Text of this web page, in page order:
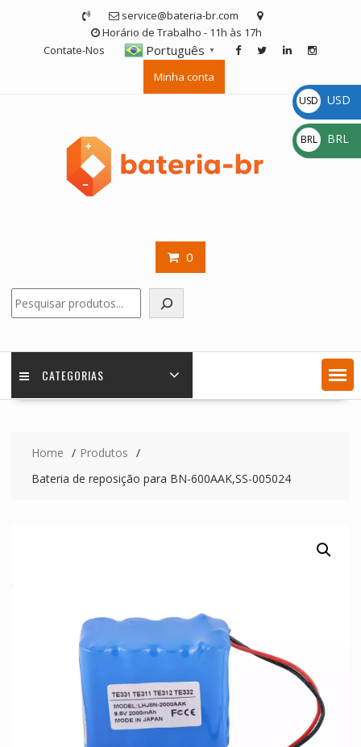
service@bateria-br.com
Horário de Trabalho - 11h às 17h
Contate-Nos
Português ▼
Minha conta
0
CATEGORIAS
Home
Produtos
Bateria de reposição para BN-600AAK,SS-005024
USD
$
USD
BRL
R$
BRL